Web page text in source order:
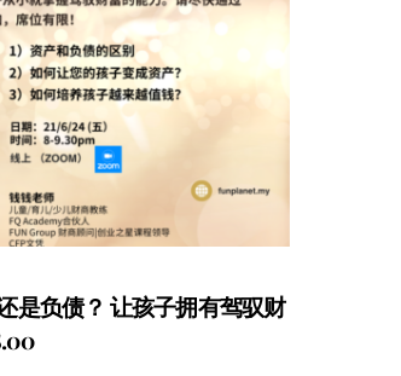
是负债？ 让孩子拥有驾驭财